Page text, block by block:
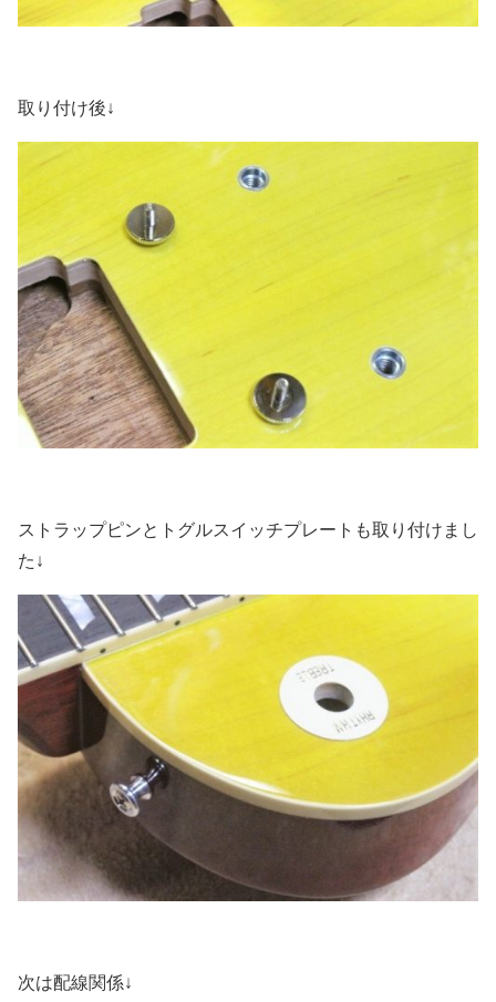
取り付け後↓
ストラップピンとトグルスイッチプレートも取り付けまし
た↓
次は配線関係↓